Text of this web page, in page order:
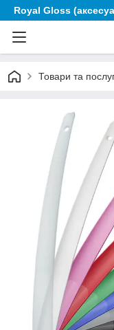
Royal Gloss
Товари та